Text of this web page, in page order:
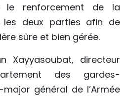
le renforcement de la
les deux parties afin de
sûre et bien gérée.
Xayyasoubat, directeur
des gardes-
général de l’Armée